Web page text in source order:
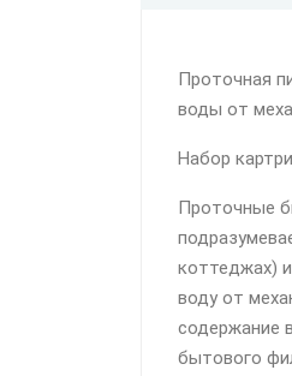
Проточная
воды от
Набор
Проточные
коттеджах)
воду от
содержание
бытового